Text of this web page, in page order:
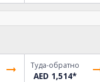
Туда-обратно
AED 1,514*